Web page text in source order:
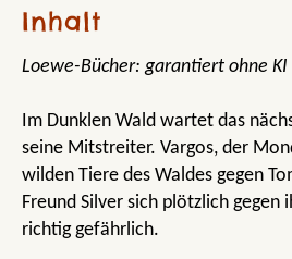
Inhalt
Loewe-Bücher: garantiert ohne KI
Im Dunklen Wald wartet das
seine Mitstreiter. Vargos, der
wilden Tiere des Waldes gegen
Freund Silver sich plötzlich gegen
richtig gefährlich.